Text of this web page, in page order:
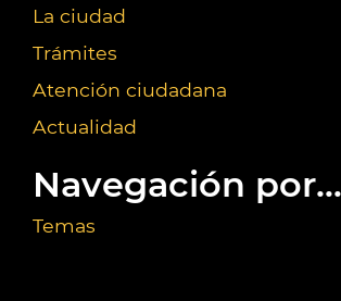
La ciudad
Trámites
Atención ciudadana
Actualidad
Navegación por...
Temas